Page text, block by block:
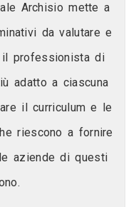
Archisio mette a
da valutare e
il professionista di
adatto a ciascuna
il curriculum e le
riescono a fornire
aziende di questi